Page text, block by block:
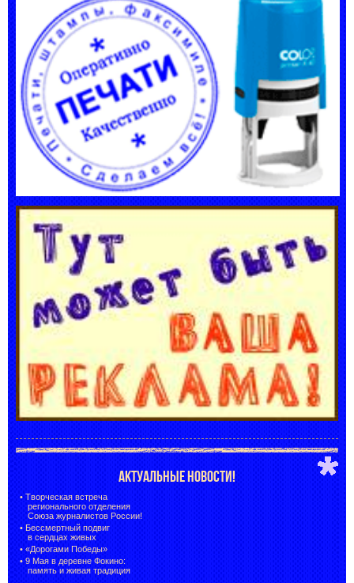
АКТУАЛЬНЫЕ НОВОСТИ!
• Творческая встреча
регионального отделения
Союза журналистов России!
• Бессмертный подвиг
в сердцах живых
• «Дорогами Победы»
• 9 Мая в деревне Фокино:
память и живая традиция